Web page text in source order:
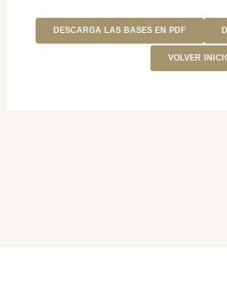
DESCARGA LAS BASES EN PDF
VOLVER